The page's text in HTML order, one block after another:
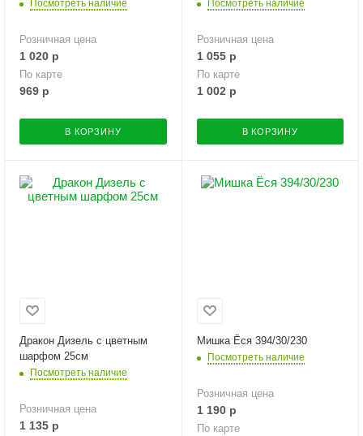
Посмотреть наличие
Розничная цена
1 020 р
По карте
969 р
В КОРЗИНУ
Посмотреть наличие
Розничная цена
1 055р
По карте
1 002 р
В КОРЗИНУ
Дракон Дизель с цветным
шарфом 25см
Посмотреть наличие
Розничная цена
1 135 р
Мишка Ёся 394/30/230
Посмотреть наличие
Розничная цена
1 190р
По карте